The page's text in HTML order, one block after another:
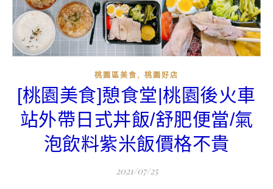
桃園區美食 , 桃園好店
[桃園美食]憩食堂|桃園後火車
站外帶日式丼飯/舒肥便當/氣
泡飲料紫米飯價格不貴
2021/07/25